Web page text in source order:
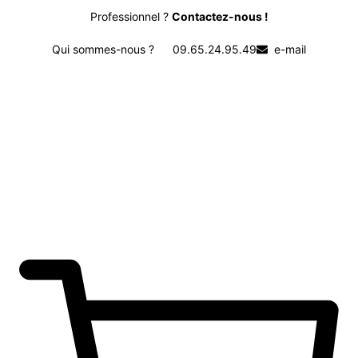
Professionnel ? Contactez-nous !
Qui sommes-nous ? 09.65.24.95.49 e-mail